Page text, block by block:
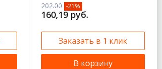
202.00 -21%
160,19 руб.
Заказать в 1 клик
В корзину